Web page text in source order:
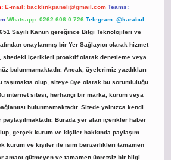
E-mail: backlinkpaneli@gmail.com Teams:
Whatsapp: 0262 606 0 726 Telegram: @karabul
Sayılı Kanun gereğince Bilgi Teknolojileri ve
onaylanmış bir Yer Sağlayıcı olarak hizmet
sitedeki içerikleri proaktif olarak denetleme veya
bulunmamaktadır. Ancak, üyelerimiz yazdıkları
olup, siteye üye olarak bu sorumluluğu
internet sitesi, herhangi bir marka, kurum veya
bulunmamaktadır. Sitede yalnızca kendi
paylaşılmaktadır. Burada yer alan içerikler haber
gerçek kurum ve kişiler hakkında paylaşım
kurum ve kişiler ile isim benzerlikleri tamamen
amacı gütmeyen ve tamamen ücretsiz bir bilgi